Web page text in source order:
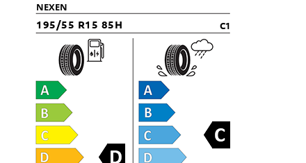
NEXEN
195/55 R15 85H C1